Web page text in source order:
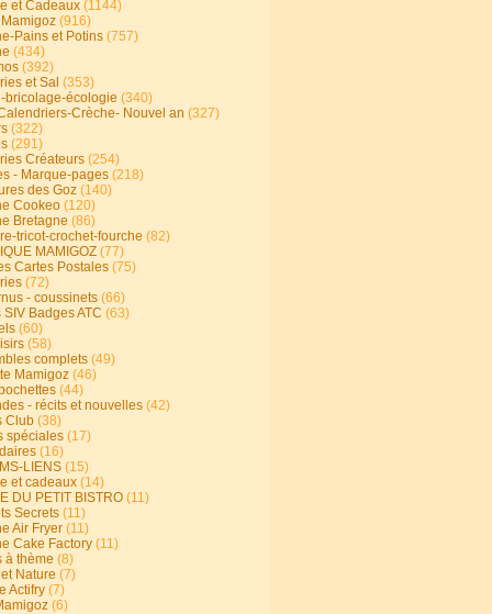
et Cadeaux (1144)
(916)
Pains et Potins (757)
(434)
(392)
et Sal (353)
bricolage-écologie (340)
Crèche- Nouvel an (327)
(322)
(291)
Créateurs (254)
- Marque-pages (218)
des Goz (140)
Cookeo (120)
Bretagne (86)
tricot-crochet-fourche (82)
MAMIGOZ (77)
Cartes Postales (75)
(72)
- coussinets (66)
Badges ATC (63)
(60)
(58)
complets (49)
Mamigoz (46)
(44)
- récits et nouvelles (42)
Club (38)
spéciales (17)
(16)
LIENS (15)
et cadeaux (14)
DU PETIT BISTRO (11)
Secrets (11)
Air Fryer (11)
Cake Factory (11)
à thème (8)
Nature (7)
Actifry (7)
(6)